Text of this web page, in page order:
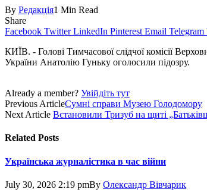
By Редакція1 Min Read
Share
Facebook Twitter LinkedIn Pinterest Email Telegram
КИЇВ. - Голові Тимчасової слідчої комісії
України Анатолію Гуньку оголосили підозру.
Already a member? Увійдіть тут
Previous ArticleСумні справи Музею Голодомору
Next Article Встановили Тризуб на щиті
Related Posts
Українська журналістика в час війни
July 30, 2026 2:19 pmBy Олександр Вівчарик